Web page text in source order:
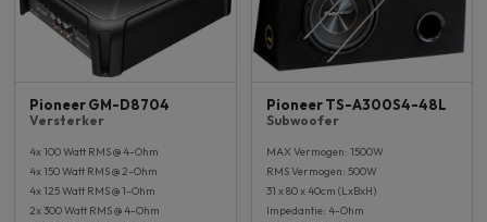
Pioneer GM-D8704
Versterker
4x 100 Watt RMS @ 4-Ohm
4x 150 Watt RMS @ 2-Ohm
4x 125 Watt RMS @ 1-Ohm
2x 300 Watt RMS @ 4-Ohm
Pioneer TS-A300S4-48L
Subwoofer
MAX Vermogen: 1500W
RMS Vermogen: 500W
31 x 80 x 40cm (LxBxH)
Impedantie: 4-Ohm